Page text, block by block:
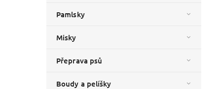
Pamlsky
Misky
Přeprava psů
Boudy a pelíšky